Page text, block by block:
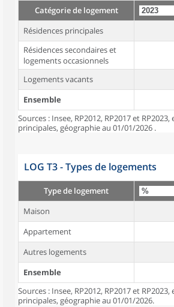
Catégorie de logement
Résidences principales
Résidences secondaires et
logements occasionnels
Logements vacants
Ensemble
Sources : Insee, RP2012, RP2017 et
principales, géographie au 01/01/2026 .
LOG T3 - Types de logements
Type de logement
Maison
Appartement
Autres logements
Ensemble
Sources : Insee, RP2012, RP2017 et
principales, géographie au 01/01/2026.